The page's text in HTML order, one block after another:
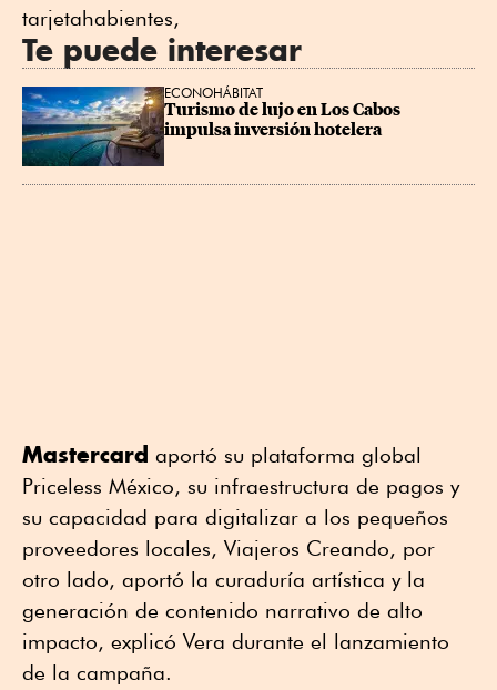
tarjetahabientes,
Te puede interesar
ECONOHÁBITAT
Turismo de lujo en Los Cabos
impulsa inversión hotelera
Mastercard aportó su plataforma global
Priceless México, su infraestructura de pagos y
su capacidad para digitalizar a los pequeños
proveedores locales, Viajeros Creando, por
otro lado, aportó la curaduría artística y la
generación de contenido narrativo de alto
impacto, explicó Vera durante el lanzamiento
de la campaña.